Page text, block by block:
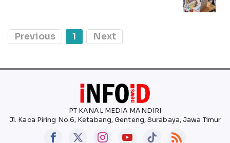
Previous 1 Next
PT KANAL MEDIA MANDIRI
Jl. Kaca Piring No.6, Ketabang, Genteng, Surabaya, Jawa Timur